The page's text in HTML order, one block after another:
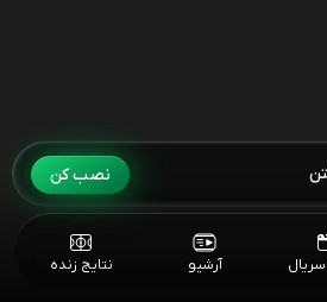
آرشیو نتایج زنده
نصب کن